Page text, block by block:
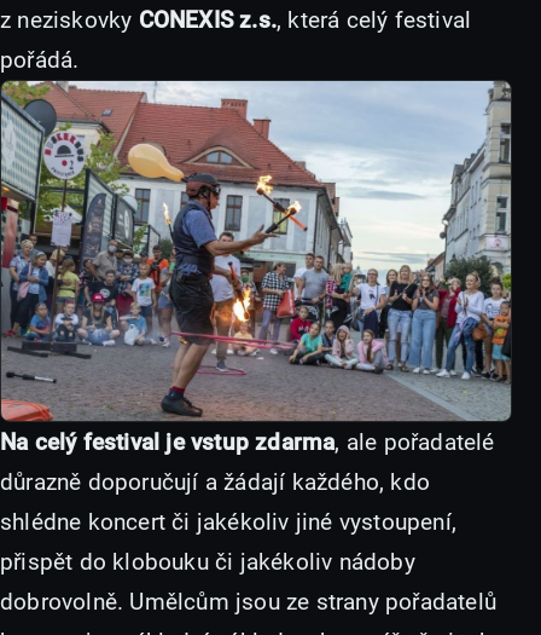
z neziskovky CONEXIS z.s., která celý festival
pořádá.
Na celý festival je vstup zdarma, ale pořadatelé
důrazně doporučují a žádají každého, kdo
shlédne koncert či jakékoliv jiné vystoupení,
přispět do klobouku či jakékoliv nádoby
dobrovolně. Umělcům jsou ze strany pořadatelů